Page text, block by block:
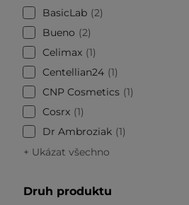
BasicLab 2
Bueno
2
Celimax 1
Centellian24 1
CNP Cosmetics 1
Cosrx 1
Dr Ambroziak 1
+ Ukázat všechno
Druh produktu